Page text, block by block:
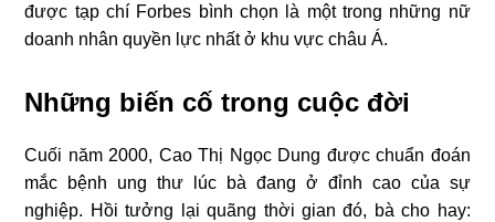
được tạp chí Forbes bình chọn là một trong những nữ
doanh nhân quyền lực nhất ở khu vực châu Á.
Những biến cố trong cuộc đời
Cuối năm 2000, Cao Thị Ngọc Dung được chuẩn đoán
mắc bệnh ung thư lúc bà đang ở đỉnh cao của sự
nghiệp. Hồi tưởng lại quãng thời gian đó, bà cho hay: